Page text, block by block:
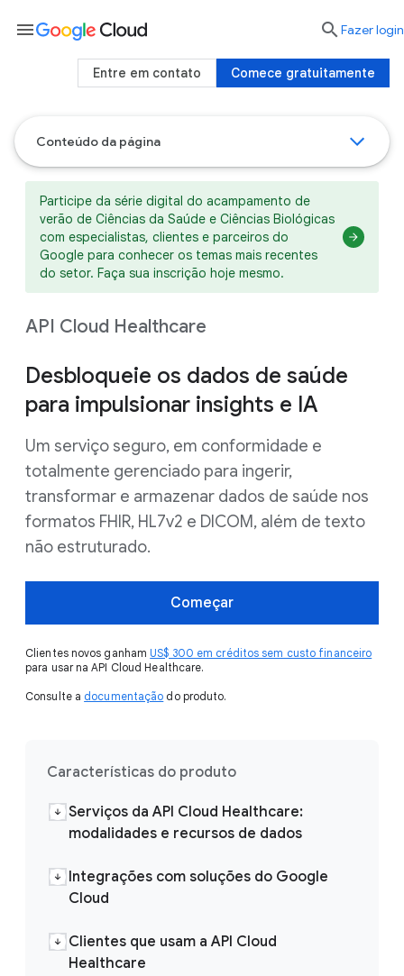
Conteúdo da página
Participe da série digital do acampamento de
verão de Ciências da Saúde e Ciências Biológicas
com especialistas, clientes e parceiros do
Google para conhecer os temas mais recentes
do setor. Faça sua inscrição hoje mesmo.
API Cloud Healthcare
Desbloqueie os dados de saúde
para impulsionar insights e IA
Um serviço seguro, em conformidade e
totalmente gerenciado para ingerir,
transformar e armazenar dados de saúde nos
formatos FHIR, HL7v2 e DICOM, além de texto
não estruturado.
Começar
Clientes novos ganham US$ 300 em créditos sem custo financeiro
para usar na API Cloud Healthcare.
Consulte a documentação do produto.
Características do produto
Serviços da API Cloud Healthcare:
modalidades e recursos de dados
Integrações com soluções do Google
Cloud
Clientes que usam a API Cloud
Healthcare
menu  Fazer login
Comece gratuitamente
Entre em contato